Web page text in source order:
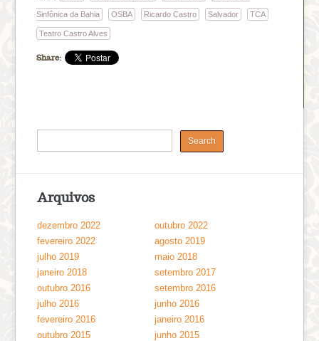
Sinfônica da Bahia OSBA Ricardo Castro Salvador TCA
Teatro Castro Alves
Share:
Arquivos
dezembro 2022
outubro 2022
fevereiro 2022
agosto 2019
julho 2019
maio 2018
janeiro 2018
setembro 2017
outubro 2016
setembro 2016
julho 2016
junho 2016
fevereiro 2016
janeiro 2016
outubro 2015
junho 2015